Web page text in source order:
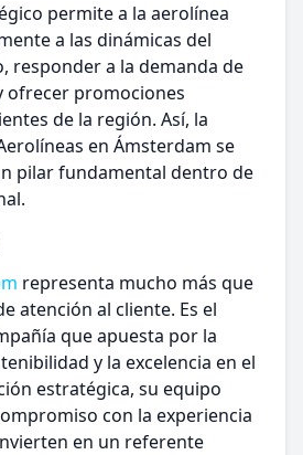
permite a la aerolínea
a las dinámicas del
responder a la demanda de
ofrecer promociones
de la región. Así, la
en Ámsterdam se
pilar fundamental dentro de
representa mucho más que
atención al cliente. Es el
que apuesta por la
y la excelencia en el
estratégica, su equipo
con la experiencia
en un referente